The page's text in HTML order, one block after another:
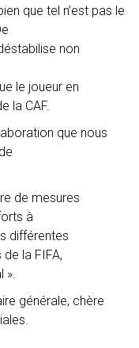
que tel n’est pas le
non
le joueur en
la CAF.
que nous
de mesures
à
différentes
la FIFA,
».
générale, chère